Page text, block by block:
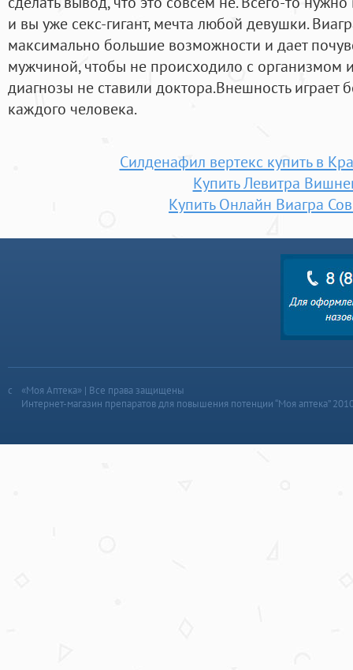
и вы уже секс-гигант, мечта любой девушки.
максимально большие возможности и дает
мужчиной, чтобы не происходило с организмом
диагнозы не ставили доктора.Внешность играет
каждого человека.
Силденафил вертекс купить в
Купить Левитра
Купить Онлайн Виагра
«Моя Аптека» | Все права защищены
Интернет-магазин препаратов для повышения потенции “Моя аптека”